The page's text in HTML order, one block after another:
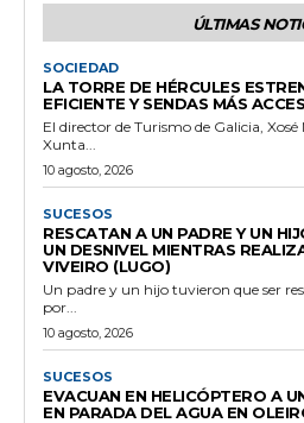
ÚLTIMAS
SOCIEDAD
LA TORRE DE HÉRCULES
EFICIENTE Y SENDAS MÁS
El director de Turismo de Galicia, Xosé
Xunta...
10 agosto, 2026
SUCESOS
RESCATAN A UN PADRE Y UN
UN DESNIVEL MIENTRAS
VIVEIRO (LUGO)
Un padre y un hijo tuvieron que ser
por...
10 agosto, 2026
SUCESOS
EVACUAN EN HELICÓPTERO A
EN PARADA DEL AGUA EN